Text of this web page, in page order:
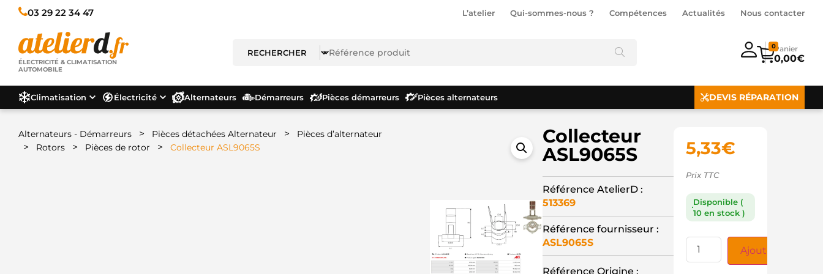
03 29 22 34 47 L’atelier Qui-sommes-nous ? Compétences Actualités Nous contacter
ÉLECTRICITÉ & CLIMATISATION
AUTOMOBILE
0,00€
0
Climatisation Électricité Alternateurs Démarreurs Pièces démarreurs Pièces alternateurs DEVIS RÉPARATION
Alternateurs - Démarreurs > Pièces détachées Alternateur > Pièces d’alternateur
> Rotors > Pièces de rotor > Collecteur ASL9065S
Collecteur
ASL9065S
Référence AtelierD :
513369
Référence fournisseur :
ASL9065S
Référence Origine :
5,33€
Prix TTC
Disponible (
10 en stock )
Ajouter au